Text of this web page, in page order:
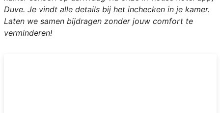
Duve. Je vindt alle details bij het inchecken in je kamer.
Laten we samen bijdragen zonder jouw comfort te
verminderen!